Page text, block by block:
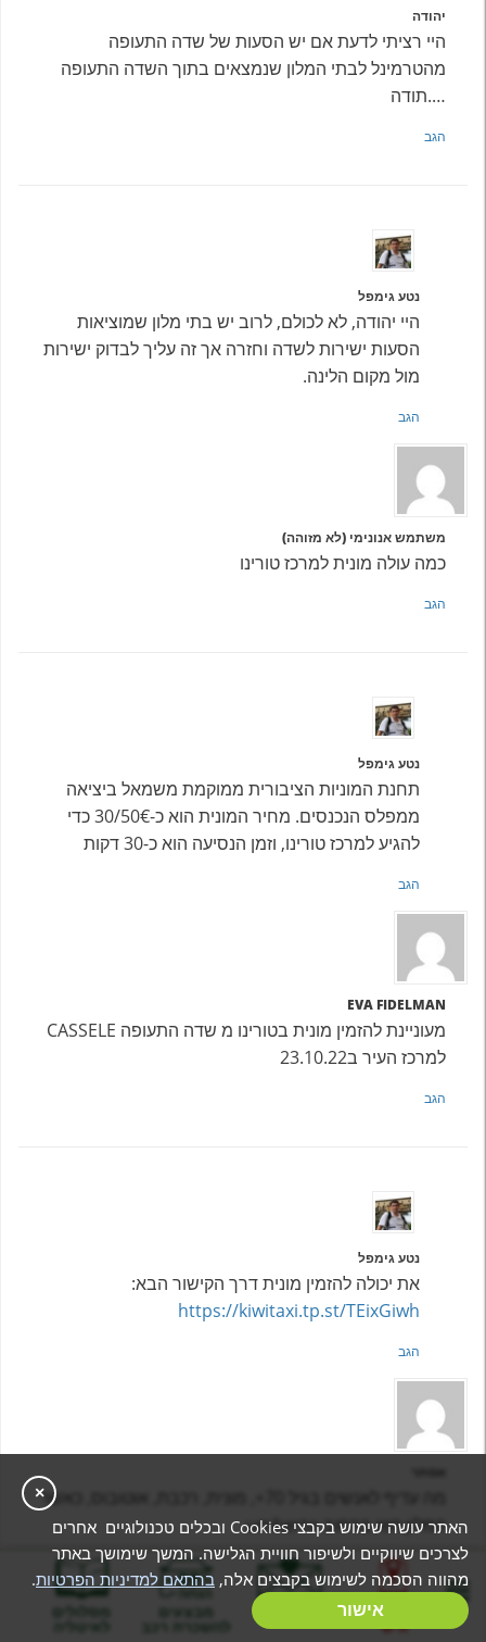
יהודה
היי רציתי לדעת אם יש הסעות של שדה התעופה
מהטרמינל לבתי המלון שנמצאים בתוך השדה התעופה
….תודה
הגב
נטע גימפל
היי יהודה, לא לכולם, לרוב יש בתי מלון שמוציאות
הסעות ישירות לשדה וחזרה אך זה עליך לבדוק ישירות
מול מקום הלינה.
הגב
משתמש אנונימי (לא מזוהה)
כמה עולה מונית למרכז טורינו
הגב
נטע גימפל
תחנת המוניות הציבורית ממוקמת משמאל ביציאה
ממפלס הנכנסים. מחיר המונית הוא כ-30/50€ כדי
להגיע למרכז טורינו, וזמן הנסיעה הוא כ-30 דקות
הגב
EVA FIDELMAN
מעוניינת להזמין מונית בטורינו מ שדה התעופה CASSELE
למרכז העיר ב23.10.22
הגב
נטע גימפל
את יכולה להזמין מונית דרך הקישור הבא:
https://kiwitaxi.tp.st/TEixGiwh
הגב
מה עדיף לאנשים בגיל 70+, מונית, רכבת, אוטובוס, כאשר
המלון הוא ברחוב umberto
הגב
בניית מסלול
אישי
מבצעים מסלולים
לאיטליה
×
האתר עושה שימוש בקבצי Cookies ובכלים טכנולוגיים אחרים
לצרכים שיווקיים ולשיפור חוויית הגלישה. המשך שימושך באתר
מהווה הסכמה לשימוש בקבצים אלה, בהתאם למדיניות הפרטיות.
אישור